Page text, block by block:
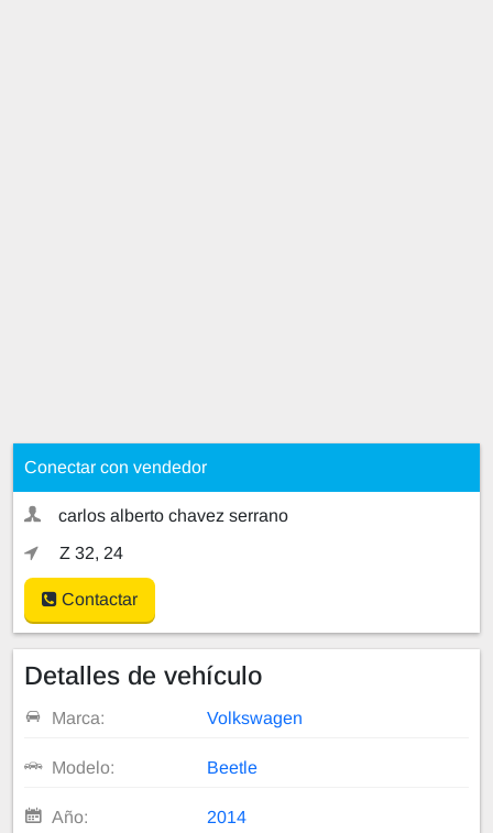
Conectar con vendedor
carlos alberto chavez serrano
Z 32, 24
Contactar
Detalles de vehículo
Marca: Volkswagen
Modelo: Beetle
Año: 2014